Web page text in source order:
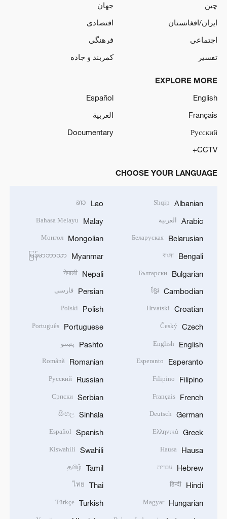
چین
جهان
ایران/افغانستان
اقتصادی
اجتماعی
فرهنگی
تفسیر
کمربند و جاده
EXPLORE MORE
English
Español
Français
العربية
Русский
Documentary
CCTV+
CHOOSE YOUR LANGUAGE
Albanian
Shqip
Arabic العربية
Belarusian
Беларуская
Bengali
বাংলা
Bulgarian
Български
Cambodian
ខ្មែរ
Croatian
Hrvatski
Czech
Český
English
English
Esperanto
Esperanto
Filipino
Filipino
French
Français
German
Deutsch
Greek
Ελληνικά
Hausa
Hausa
Hebrew עברית
Hindi
हिन्दी
Hungarian
Magyar
Lao
ລາວ
Malay
Bahasa Melayu
Mongolian
Монгол
Myanmar
မြန်မာဘာသာ
Nepali
नेपाली
Persian فارسی
Polish
Polski
Portuguese
Português
Pashto پښتو
Romanian
Română
Russian
Русский
Serbian
Српски
Sinhala
සිංහල
Spanish
Español
Swahili
Kiswahili
Tamil
தமிழ்
Thai
ไทย
Turkish
Türkçe